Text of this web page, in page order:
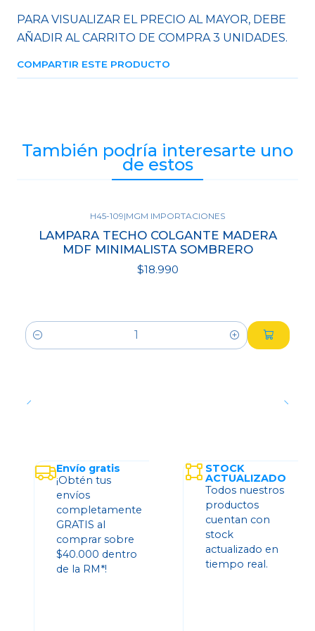
PARA VISUALIZAR EL PRECIO AL MAYOR, DEBE
AÑADIR AL CARRITO DE COMPRA 3 UNIDADES.
COMPARTIR ESTE PRODUCTO
También podría interesarte uno
de estos
H45-109|MGM IMPORTACIONES
LAMPARA TECHO COLGANTE MADERA
MDF MINIMALISTA SOMBRERO
$18.990
Cantidad
Envío gratis
¡Obtén tus
envíos
completamente
GRATIS al
comprar sobre
$40.000 dentro
de la RM*!
STOCK
ACTUALIZADO
Todos nuestros
productos
cuentan con
stock
actualizado en
tiempo real.